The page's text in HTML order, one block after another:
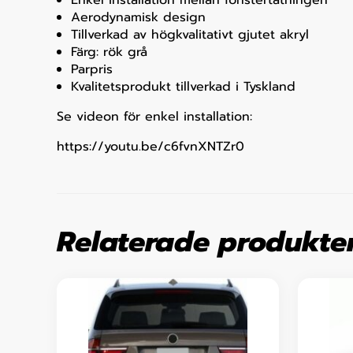
Aerodynamisk design
Tillverkad av högkvalitativt gjutet akryl
Färg: rök grå
Parpris
Kvalitetsprodukt tillverkad i Tyskland
Se videon för enkel installation:
https://youtu.be/c6fvnXNTZr0
Relaterade